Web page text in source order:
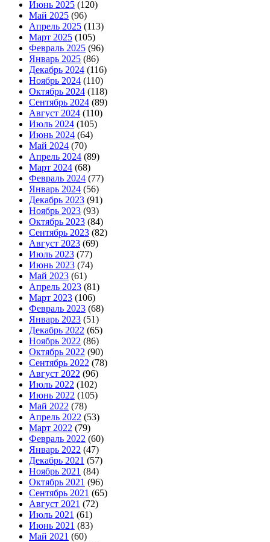
Июнь 2025 (120)
Май 2025 (96)
Апрель 2025 (113)
Март 2025 (105)
Февраль 2025 (96)
Январь 2025 (86)
Декабрь 2024 (116)
Ноябрь 2024 (110)
Октябрь 2024 (118)
Сентябрь 2024 (89)
Август 2024 (110)
Июль 2024 (105)
Июнь 2024 (64)
Май 2024 (70)
Апрель 2024 (89)
Март 2024 (68)
Февраль 2024 (77)
Январь 2024 (56)
Декабрь 2023 (91)
Ноябрь 2023 (93)
Октябрь 2023 (84)
Сентябрь 2023 (82)
Август 2023 (69)
Июль 2023 (77)
Июнь 2023 (74)
Май 2023 (61)
Апрель 2023 (81)
Март 2023 (106)
Февраль 2023 (68)
Январь 2023 (51)
Декабрь 2022 (65)
Ноябрь 2022 (86)
Октябрь 2022 (90)
Сентябрь 2022 (78)
Август 2022 (96)
Июль 2022 (102)
Июнь 2022 (105)
Май 2022 (78)
Апрель 2022 (53)
Март 2022 (79)
Февраль 2022 (60)
Январь 2022 (47)
Декабрь 2021 (57)
Ноябрь 2021 (84)
Октябрь 2021 (96)
Сентябрь 2021 (65)
Август 2021 (72)
Июль 2021 (61)
Июнь 2021 (83)
Май 2021 (60)